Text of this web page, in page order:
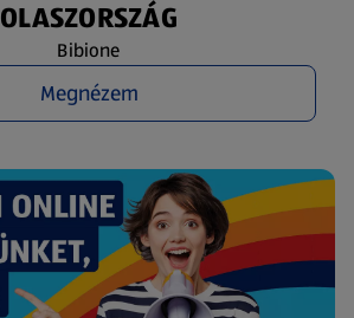
OLASZORSZÁG
Bibione
Megnézem